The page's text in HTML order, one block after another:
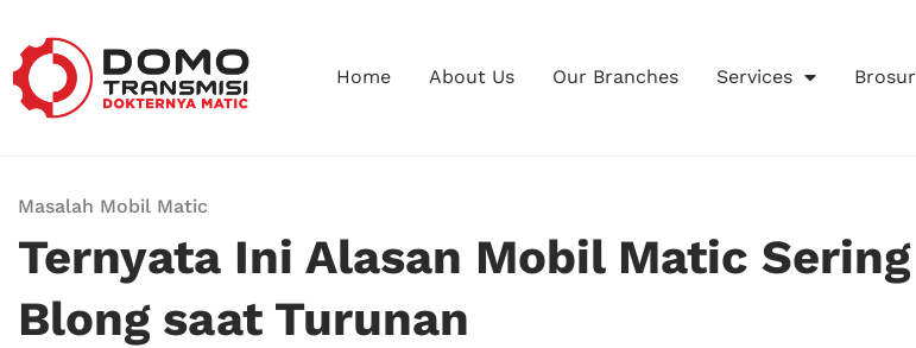
Home About Us Our Branches Services Brosur
Masalah Mobil Matic
Ternyata Ini Alasan Mobil Matic Sering
Blong saat Turunan